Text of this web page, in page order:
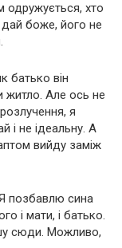
одружується, хто
боже, його не
батько він
житло. Але ось не
я
і не ідеальну. А
вийду заміж
позбавлю сина
і мати, і батько.
сюди. Можливо,